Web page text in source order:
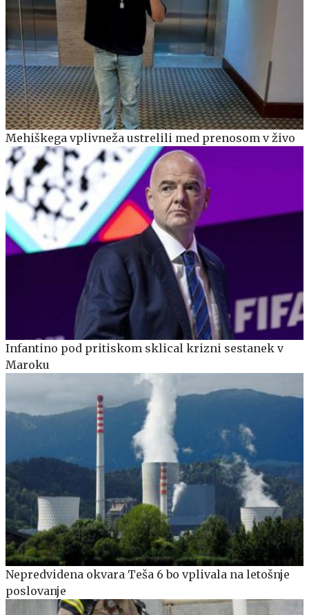
Mehiškega vplivneža ustrelili med prenosom v živo
Infantino pod pritiskom sklical krizni sestanek v
Maroku
Nepredvidena okvara Teša 6 bo vplivala na letošnje
poslovanje